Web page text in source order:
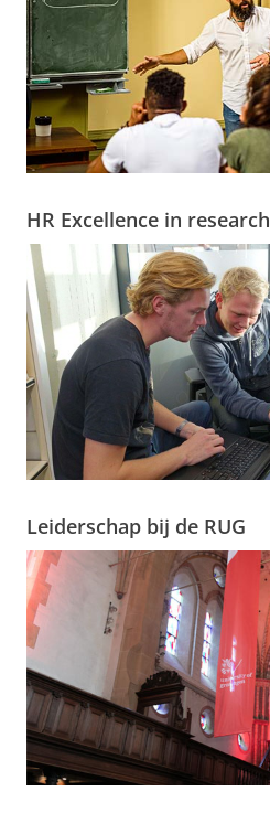
HR Excellence in research
Leiderschap bij de RUG